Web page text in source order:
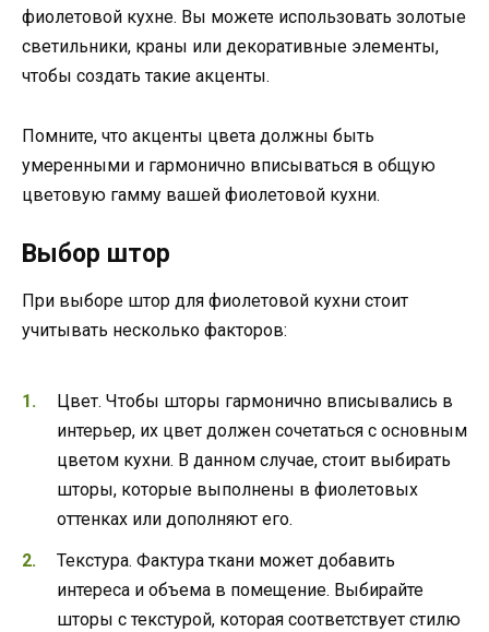
фиолетовой кухне. Вы можете использовать золотые
светильники, краны или декоративные элементы,
чтобы создать такие акценты.
Помните, что акценты цвета должны быть
умеренными и гармонично вписываться в общую
цветовую гамму вашей фиолетовой кухни.
Выбор штор
При выборе штор для фиолетовой кухни стоит
учитывать несколько факторов:
Цвет. Чтобы шторы гармонично вписывались в
интерьер, их цвет должен сочетаться с основным
цветом кухни. В данном случае, стоит выбирать
шторы, которые выполнены в фиолетовых
оттенках или дополняют его.
Текстура. Фактура ткани может добавить
интереса и объема в помещение. Выбирайте
шторы с текстурой, которая соответствует стилю